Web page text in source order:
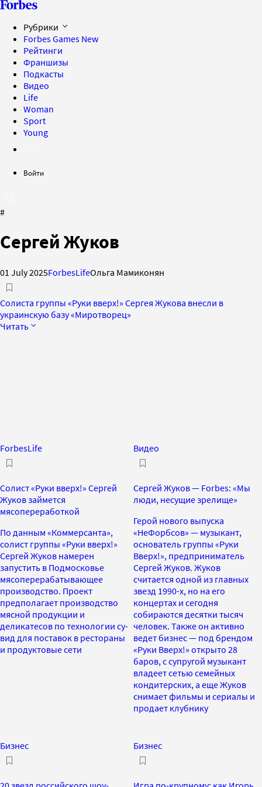
Рубрики
Forbes Games New
Рейтинги
Франшизы
Подкасты
Видео
Life
Woman
Sport
Young
Войти
#
Сергей Жуков
01 July 2025ForbesLifeОльга Мамиконян
Солиста группы «Руки вверх!» Сергея Жукова внесли в
украинскую базу «Миротворец»
Читать
ForbesLife
Солист «Руки вверх!» Сергей
Жуков займется
мясопереработкой
По данным «Коммерсанта»,
солист группы «Руки вверх!»
Сергей Жуков намерен
запустить в Подмосковье
мясоперерабатывающее
производство. Проект
предполагает производство
мясной продукции и
деликатесов по технологии су-
вид для поставок в рестораны
и продуктовые сети
Видео
Сергей Жуков — Forbes: «Мы
люди, несущие зрелище»
Герой нового выпуска
«НеФорбсов» — музыкант,
основатель группы «Руки
Вверх!», предприниматель
Сергей Жуков. Жуков
считается одной из главных
звезд 1990-х, но на его
концертах и сегодня
собираются десятки тысяч
человек. Также он активно
ведет бизнес — под брендом
«Руки Вверх!» открыто 28
баров, с супругой музыкант
владеет сетью семейных
кондитерских, а еще Жуков
снимает фильмы и сериалы и
продает клубнику
Бизнес Бизнес